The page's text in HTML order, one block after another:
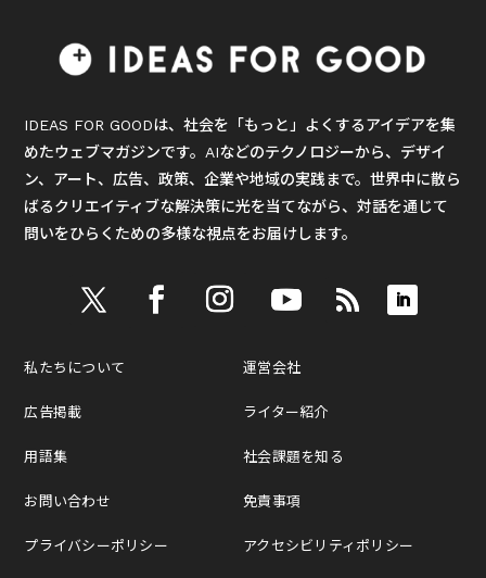
IDEAS FOR GOODは、社会を「もっと」よくするアイデアを集
めたウェブマガジンです。AIなどのテクノロジーから、デザイ
ン、アート、広告、政策、企業や地域の実践まで。世界中に散ら
ばるクリエイティブな解決策に光を当てながら、対話を通じて
問いをひらくための多様な視点をお届けします。
私たちについて
広告掲載
用語集
お問い合わせ
プライバシーポリシー
運営会社
ライター紹介
社会課題を知る
免責事項
アクセシビリティポリシー